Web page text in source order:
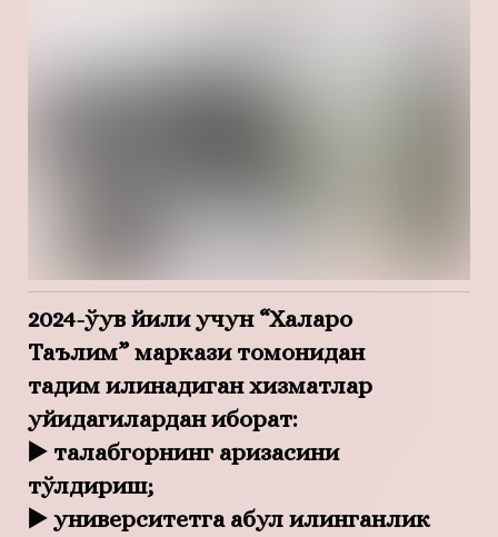
2024-ўқув йили учун “Халқаро
Таълим” маркази томонидан
тақдим қилинадиган хизматлар
қуйидагилардан иборат:
▶️ талабгорнинг аризасини
тўлдириш;
▶️ университетга қабул қилинганлик